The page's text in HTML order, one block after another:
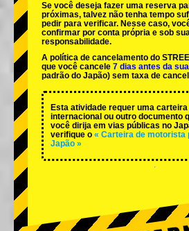
Se você deseja fazer uma reserva
próximas, talvez não tenha tempo
pedir para verificar. Nesse caso,
confirmar por conta própria e sob
responsabilidade.
A política de cancelamento do
que você cancele 7 dias antes da
padrão do Japão) sem taxa de
Esta atividade requer uma
internacional ou outro documento
você dirija em vias públicas no
verifique o « Carteira de motorista
Japão »